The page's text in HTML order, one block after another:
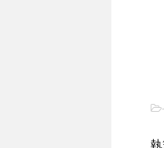
-
執